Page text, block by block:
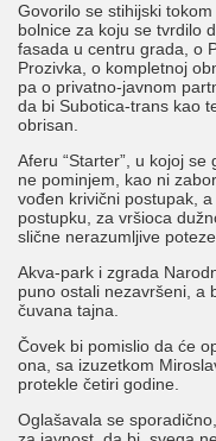
Govorilo se stihijski
bolnice za koju se tvrdilo
fasada u centru grada, o
Prozivka, o kompletnoj
pa o privatno-javnom
da bi Subotica-trans kao
obrisan.
Aferu “Starter”, u kojoj
ne pominjem, kao ni
vođen krivični postupak,
postupku, za vršioca
slične nerazumljive
Akva-park i zgrada
puno ostali nezavršeni, a
čuvana tajna.
Čovek bi pomislio da će
ona, sa izuzetkom
protekle četiri godine.
Oglašavala se